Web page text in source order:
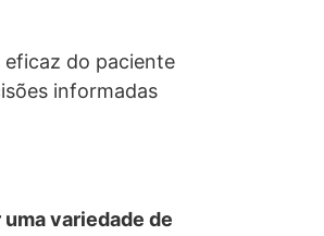
eficaz do paciente
informadas
variedade de